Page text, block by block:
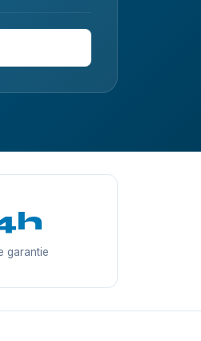
garantie